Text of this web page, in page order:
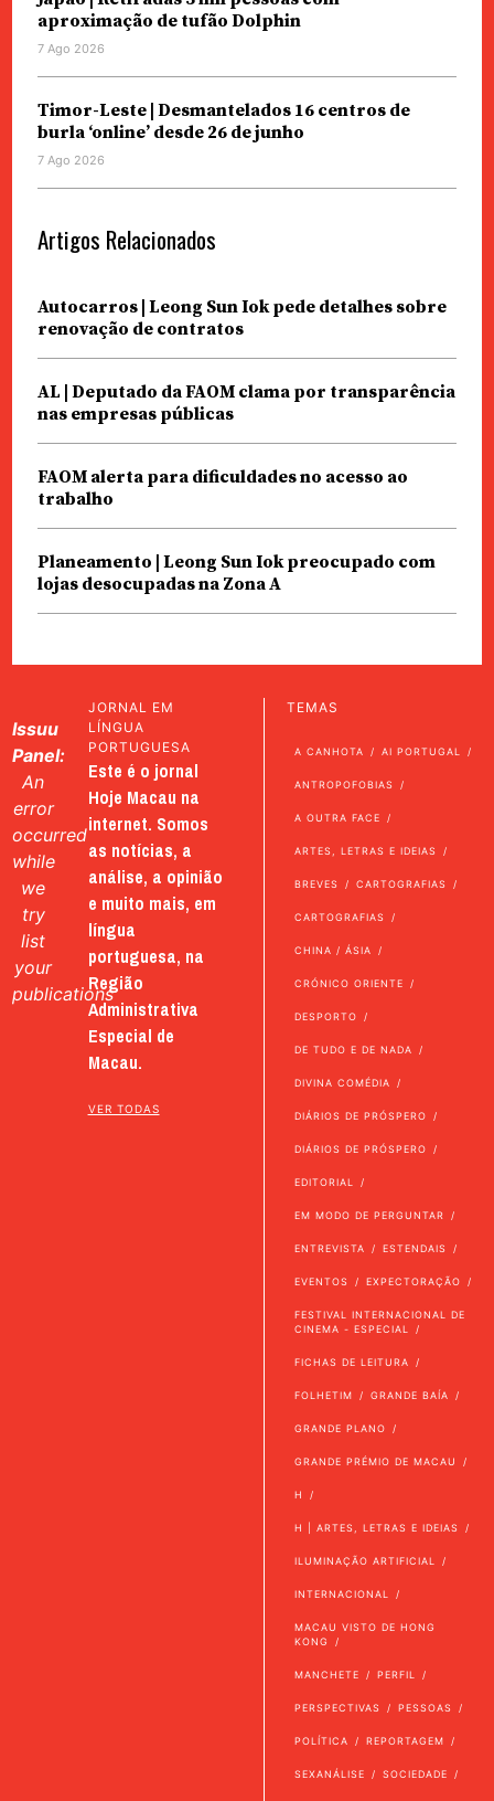
aproximação de tufão Dolphin
7 Ago 2026
Timor-Leste | Desmantelados 16 centros de
burla ‘online’ desde 26 de junho
7 Ago 2026
Artigos Relacionados
Autocarros | Leong Sun Iok pede detalhes sobre
renovação de contratos
AL | Deputado da FAOM clama por transparência
nas empresas públicas
FAOM alerta para dificuldades no acesso ao
trabalho
Planeamento | Leong Sun Iok preocupado com
lojas desocupadas na Zona A
Issuu
Panel:
An
error
occurred
while
we
try
list
your
publications
JORNAL EM
LÍNGUA
PORTUGUESA
Este é o jornal
Hoje Macau na
internet. Somos
as notícias, a
análise, a opinião
e muito mais, em
língua
portuguesa, na
Região
Administrativa
Especial de
Macau.
VER TODAS
TEMAS
A CANHOTA AI PORTUGAL
ANTROPOFOBIAS
A OUTRA FACE
ARTES, LETRAS E IDEIAS
BREVES CARTOGRAFIAS
CARTOGRAFIAS
CHINA / ÁSIA
CRÓNICO ORIENTE
DESPORTO
DE TUDO E DE NADA
DIVINA COMÉDIA
DIÁRIOS DE PRÓSPERO
DIÁRIOS DE PRÓSPERO
EDITORIAL
EM MODO DE PERGUNTAR
ENTREVISTA ESTENDAIS
EVENTOS EXPECTORAÇÃO
FESTIVAL INTERNACIONAL DE
CINEMA - ESPECIAL
FICHAS DE LEITURA
FOLHETIM GRANDE BAÍA
GRANDE PLANO
GRANDE PRÉMIO DE MACAU
H
H | ARTES, LETRAS E IDEIAS
ILUMINAÇÃO ARTIFICIAL
INTERNACIONAL
MACAU VISTO DE HONG
KONG
MANCHETE PERFIL
PERSPECTIVAS PESSOAS
POLÍTICA REPORTAGEM
SEXANÁLISE SOCIEDADE